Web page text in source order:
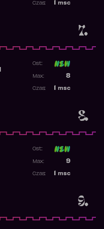
7.
msc
Czas:
8.
Ost:
8
Max:
msc
Czas:
9.
Ost:
9
Max:
msc
Czas: